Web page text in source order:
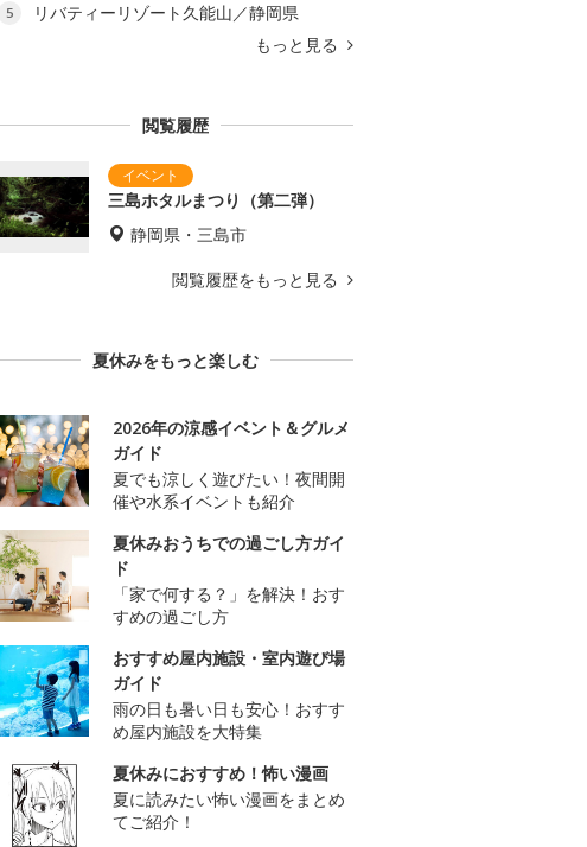
5
リバティーリゾート久能山／静岡県
もっと見る
閲覧履歴
三島ホタルまつり（第二弾）
静岡県・三島市
閲覧履歴をもっと見る
夏休みをもっと楽しむ
2026年の涼感イベント＆グルメ
ガイド
夏でも涼しく遊びたい！夜間開
催や水系イベントも紹介
夏休みおうちでの過ごし方ガイ
ド
「家で何する？」を解決！おす
すめの過ごし方
おすすめ屋内施設・室内遊び場
ガイド
雨の日も暑い日も安心！おすす
め屋内施設を大特集
夏休みにおすすめ！怖い漫画
夏に読みたい怖い漫画をまとめ
てご紹介！